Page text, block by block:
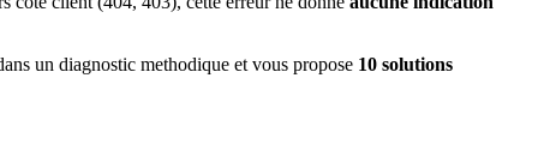
un diagnostic methodique et vous propose 10 solutions